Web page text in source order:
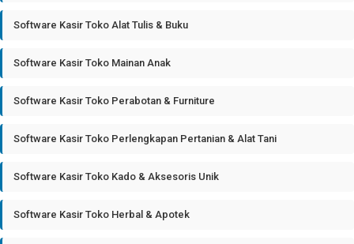
Software Kasir Toko Alat Tulis & Buku
Software Kasir Toko Mainan Anak
Software Kasir Toko Perabotan & Furniture
Software Kasir Toko Perlengkapan Pertanian & Alat Tani
Software Kasir Toko Kado & Aksesoris Unik
Software Kasir Toko Herbal & Apotek